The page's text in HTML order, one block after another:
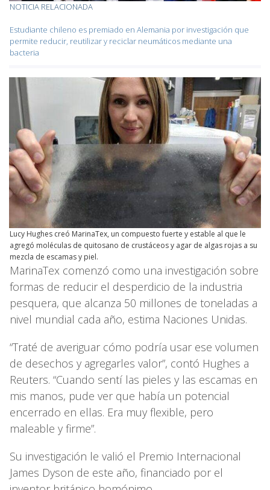
NOTICIA RELACIONADA
Estudiante chileno es premiado en Alemania por investigación que
permite reducir, reutilizar y reciclar neumáticos mediante una
bacteria
Lucy Hughes creó MarinaTex, un compuesto fuerte y estable al que le
agregó moléculas de quitosano de crustáceos y agar de algas rojas a su
mezcla de escamas y piel.
MarinaTex comenzó como una investigación sobre
formas de reducir el desperdicio de la industria
pesquera, que alcanza 50 millones de toneladas a
nivel mundial cada año, estima Naciones Unidas.
“Traté de averiguar cómo podría usar ese volumen
de desechos y agregarles valor”, contó Hughes a
Reuters. “Cuando sentí las pieles y las escamas en
mis manos, pude ver que había un potencial
encerrado en ellas. Era muy flexible, pero
maleable y firme”.
Su investigación le valió el Premio Internacional
James Dyson de este año, financiado por el